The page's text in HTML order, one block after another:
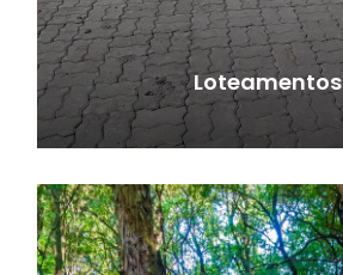
Loteamentos